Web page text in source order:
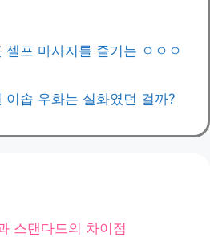
셀프 마사지를 즐기는 ㅇㅇㅇ
이솝 우화는 실화였던 걸까?
스탠다드의 차이점